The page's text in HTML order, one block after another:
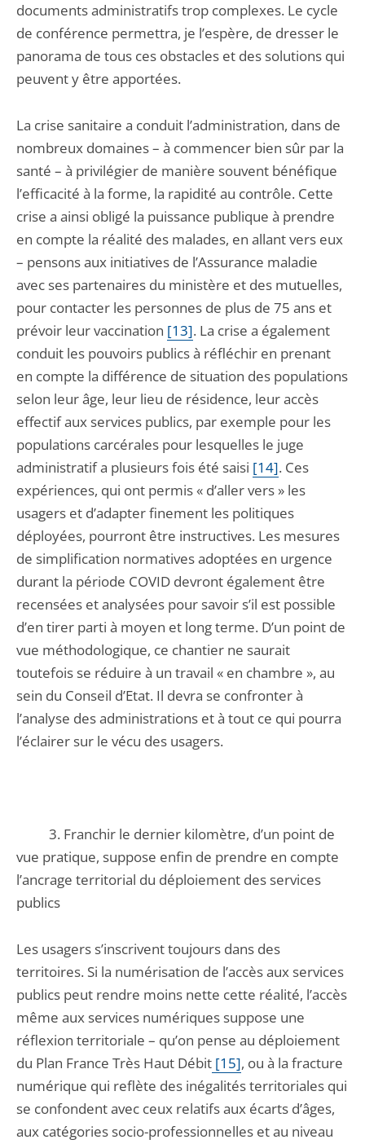
documents administratifs trop complexes. Le cycle
de conférence permettra, je l’espère, de dresser le
panorama de tous ces obstacles et des solutions qui
peuvent y être apportées.
La crise sanitaire a conduit l’administration, dans de
nombreux domaines – à commencer bien sûr par la
santé – à privilégier de manière souvent bénéfique
l’efficacité à la forme, la rapidité au contrôle. Cette
crise a ainsi obligé la puissance publique à prendre
en compte la réalité des malades, en allant vers eux
– pensons aux initiatives de l’Assurance maladie
avec ses partenaires du ministère et des mutuelles,
pour contacter les personnes de plus de 75 ans et
prévoir leur vaccination [13]. La crise a également
conduit les pouvoirs publics à réfléchir en prenant
en compte la différence de situation des populations
selon leur âge, leur lieu de résidence, leur accès
effectif aux services publics, par exemple pour les
populations carcérales pour lesquelles le juge
administratif a plusieurs fois été saisi [14]. Ces
expériences, qui ont permis « d’aller vers » les
usagers et d’adapter finement les politiques
déployées, pourront être instructives. Les mesures
de simplification normatives adoptées en urgence
durant la période COVID devront également être
recensées et analysées pour savoir s’il est possible
d’en tirer parti à moyen et long terme. D’un point de
vue méthodologique, ce chantier ne saurait
toutefois se réduire à un travail « en chambre », au
sein du Conseil d’Etat. Il devra se confronter à
l’analyse des administrations et à tout ce qui pourra
l’éclairer sur le vécu des usagers.
3. Franchir le dernier kilomètre, d’un point de
vue pratique, suppose enfin de prendre en compte
l’ancrage territorial du déploiement des services
publics
Les usagers s’inscrivent toujours dans des
territoires. Si la numérisation de l’accès aux services
publics peut rendre moins nette cette réalité, l’accès
même aux services numériques suppose une
réflexion territoriale – qu’on pense au déploiement
du Plan France Très Haut Débit [15], ou à la fracture
numérique qui reflète des inégalités territoriales qui
se confondent avec ceux relatifs aux écarts d’âges,
aux catégories socio-professionnelles et au niveau